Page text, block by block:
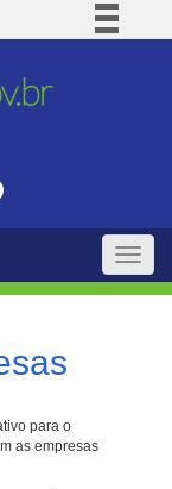
BR
Toggle
para o
as empresas